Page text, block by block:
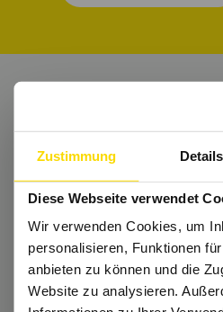
Zustimmung Details
Diese Webseite verwendet
Wir verwenden Cookies, um
personalisieren, Funktionen
anbieten zu können und die
Website zu analysieren.
Nichts mehr
Dann folge uns auch
Wir freuen